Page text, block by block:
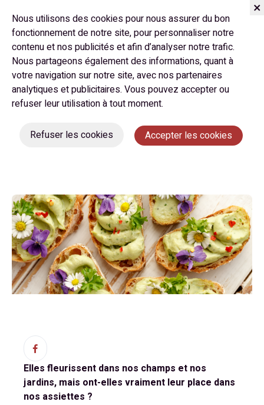
pâquerettes en cuisine ?
Elles fleurissent dans nos champs et nos
jardins, mais ont-elles vraiment leur place dans
nos assiettes ?
Nous utilisons des cookies pour nous assurer du bon
fonctionnement de notre site, pour personnaliser notre
contenu et nos publicités et afin d’analyser notre trafic.
Nous partageons également des informations, quant à
votre navigation sur notre site, avec nos partenaires
analytiques et publicitaires. Vous pouvez accepter ou
refuser leur utilisation à tout moment.
Refuser les cookies Accepter les cookies